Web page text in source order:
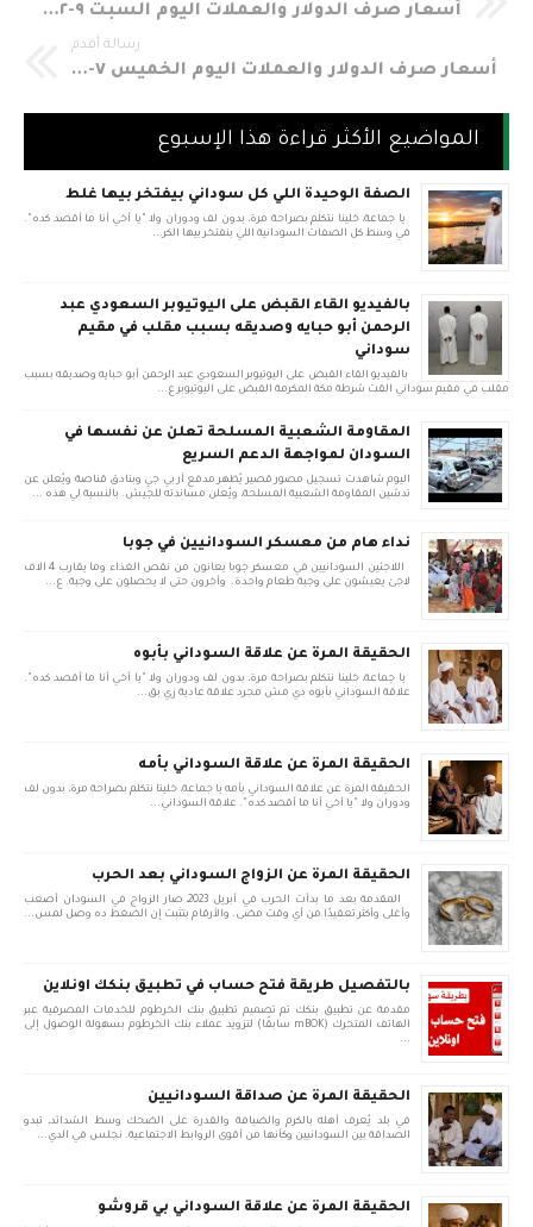
أسعار صرف الدولار والعملات اليوم السبت ٩-۱٢-٢٠۱٧ مقابل الجنية السوداني في السوق الموازي أسعار صرف العملات في السودان الدولار الأمريكي، الجنيه الإسترليني، اليورو الأوروبي، الريال السعودي، الريال العماني، الدرهم الإماراتي، الريال القطري، الدينار البحريني، الدينار الكويتي، الجنيه المصري اليوم السبت ٩ ديسمبر ٢٠۱٧م ٩-۱٢-٢٠۱٧م
رسالة أقدم
أسعار صرف الدولار والعملات اليوم الخميس ٧-۱٢-٢٠۱٧ مقابل الجنية السوداني في السوق الموازي أسعار صرف العملات في السودان الدولار الأمريكي، الجنيه الإسترليني، اليورو الأوروبي، الريال السعودي، الريال العماني، الدرهم الإماراتي، الريال القطري، الدينار البحريني، الدينار الكويتي، الجنيه المصري اليوم الخميس ٧ ديسمبر ٢٠۱٧م ٧-۱٢-٢٠۱٧م
المواضيع الأكثر قراءة هذا الإسبوع
الصفة الوحيدة اللي كل سوداني بيفتخر بيها غلط
يا جماعة، خلينا نتكلم بصراحة مرة، بدون لف ودوران ولا "يا أخي أنا ما أقصد كده".
في وسط كل الصفات السودانية اللي بنفتخر بيها الكر...
بالفيديو القاء القبض على اليوتيوبر السعودي عبد
الرحمن أبو حبايه وصديقه بسبب مقلب في مقيم
سوداني
بالفيديو القاء القبض على اليوتيوبر السعودي عبد الرحمن أبو حبايه وصديقه بسبب
مقلب في مقيم سوداني القت شرطة مكة المكرمة القبض على اليوتيوبر ع...
المقاومة الشعبية المسلحة تعلن عن نفسها في
السودان لمواجهة الدعم السريع
اليوم شاهدت تسجيل مصور قصير يُظهر مدفع آر بي جي وبنادق قناصة ويُعلن عن
تدشين المقاومة الشعبية المسلحة، ويُعلن مساندته للجيش. بالنسبة لي هذه ...
نداء هام من معسكر السودانيين في جوبا
اللاجئين السودانيين في معسكر جوبا يعانون من نقص الغذاء وما يقارب 4 الاف
لاجئ يعيشون على وجبة طعام واحدة. وأخرون حتى لا يحصلون على وجبة. ع...
الحقيقة المرة عن علاقة السوداني بأبوه
يا جماعة، خلينا نتكلم بصراحة مرة، بدون لف ودوران ولا "يا أخي أنا ما أقصد كده".
علاقة السوداني بأبوه دي مش مجرد علاقة عادية زي بق...
الحقيقة المرة عن علاقة السوداني بأمه
الحقيقة المرة عن علاقة السوداني بأمه يا جماعة، خلينا نتكلم بصراحة مرة، بدون لف
ودوران ولا "يا أخي أنا ما أقصد كده". علاقة السوداني...
الحقيقة المرة عن الزواج السوداني بعد الحرب
المقدمة بعد ما بدأت الحرب في أبريل 2023، صار الزواج في السودان أصعب
وأغلى وأكثر تعقيدًا من أي وقت مضى. والأرقام بتثبت إن الضغط ده وصل لمس...
بالتفصيل طريقة فتح حساب في تطبيق بنكك اونلاين
مقدمة عن تطبيق بنكك تم تصميم تطبيق بنك الخرطوم للخدمات المصرفية عبر
الهاتف المتحرك (mBOK سابقًا) لتزويد عملاء بنك الخرطوم بسهولة الوصول إلى
...
الحقيقة المرة عن صداقة السودانيين
في بلد يُعرف أهله بالكرم والضيافة والقدرة على الضحك وسط الشدائد، تبدو
الصداقة بين السودانيين وكأنها من أقوى الروابط الاجتماعية. نجلس في الدي...
الحقيقة المرة عن علاقة السوداني بي قروشو